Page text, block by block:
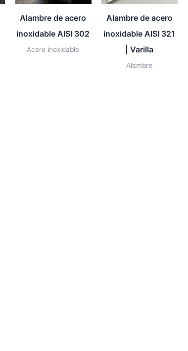
Alambre de acero
inoxidable AISI 302
Acero inoxidable
Alambre de acero
inoxidable AISI 321
| Varilla
Alambre